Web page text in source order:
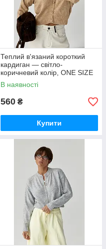
Теплий в'язаний короткий
кардиган — світло-
коричневий колір, ONE SIZE
(є розміри)
В наявності
560 ₴
Купити